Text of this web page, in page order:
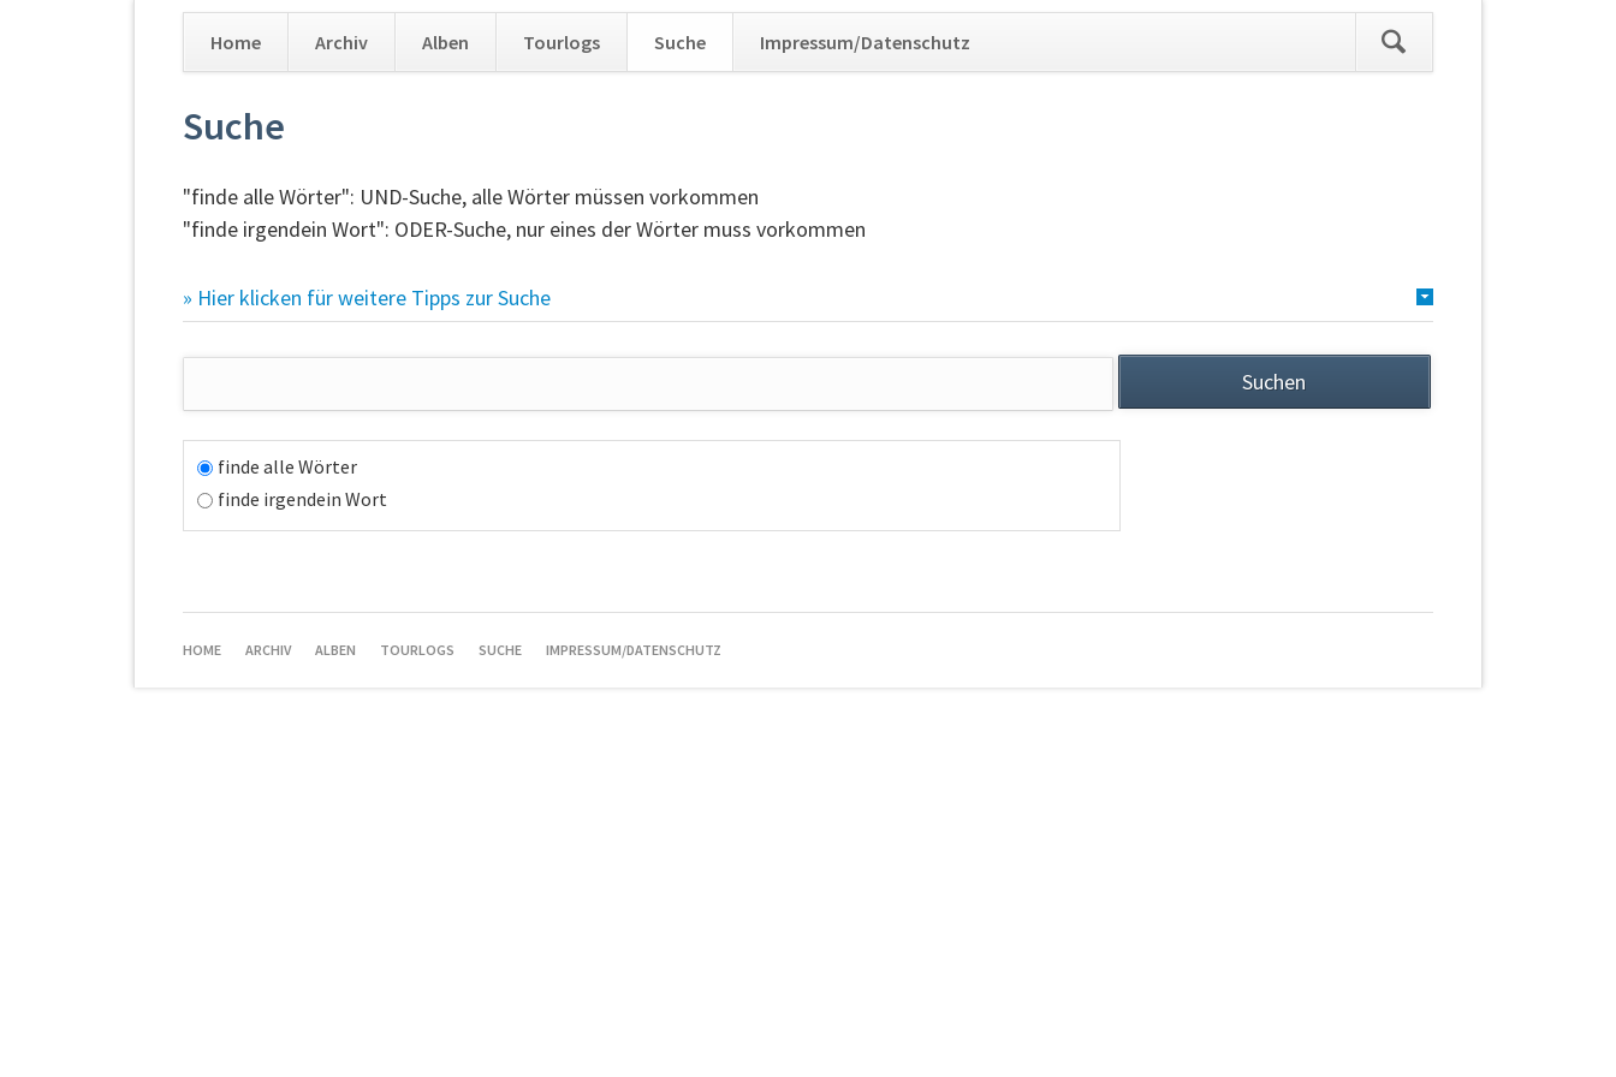
überspringen
Home Archiv Alben Tourlogs Suche Impressum/Datenschutz
überspringen
Suche
"finde alle Wörter": UND-Suche, alle Wörter müssen vorkommen
"finde irgendein Wort": ODER-Suche, nur eines der Wörter muss vorkommen
» Hier klicken für weitere Tipps zur Suche
Suchen
finde alle Wörter
finde irgendein Wort
NAVIGATION
HOME ARCHIV ALBEN TOURLOGS SUCHE IMPRESSUM/DATENSCHUTZ